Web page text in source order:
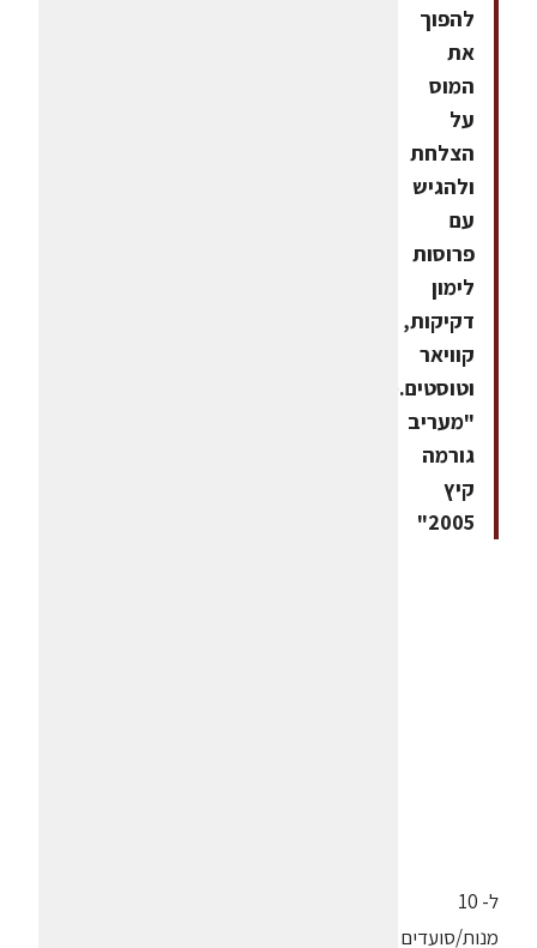
להפוך
את
המוס
על
הצלחת
ולהגיש
עם
פרוסות
לימון
דקיקות,
קוויאר
וטוסטים.ממתכוני
"מעריב
גורמה
קיץ
2005"
ל- 10
מנות/סועדים